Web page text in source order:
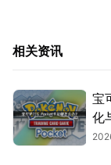
相关资讯
宝
化